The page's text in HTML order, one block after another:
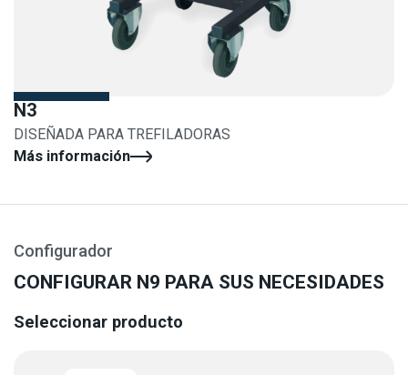
N3
DISEÑADA PARA TREFILADORAS
Más información
Configurador
CONFIGURAR N9 PARA SUS NECESIDADES
Seleccionar producto